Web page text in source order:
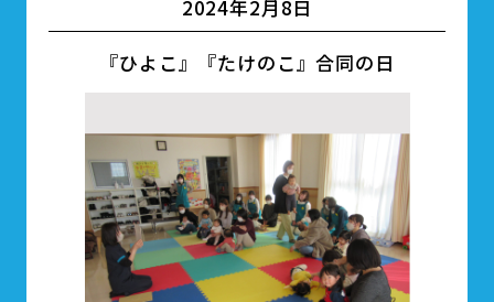
2024年2月8日
『ひよこ』『たけのこ』合同の日